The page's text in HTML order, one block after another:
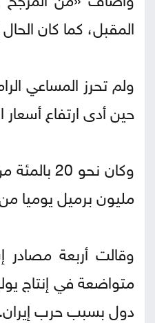
المقبل، كما كان
ولم تحرز المساعي
حين أدى ارتفاع
مليون برميل يوميا من النفط، أو ‌14 بالمئة من ‌الإمدادات
وقالت أربعة
متواضعة في إنتاج
دول بسبب حرب إيران.